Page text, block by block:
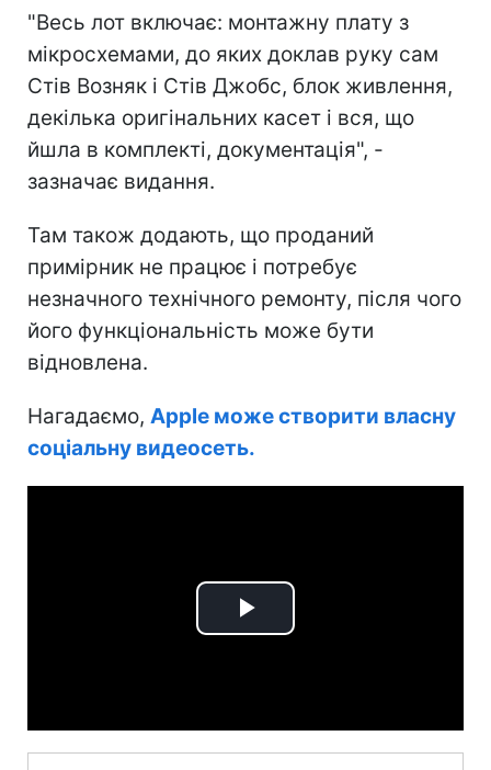
"Весь лот включає: монтажну плату з
мікросхемами, до яких доклав руку сам
Стів Возняк і Стів Джобс, блок живлення,
декілька оригінальних касет і вся, що
йшла в комплекті, документація", -
зазначає видання.
Там також додають, що проданий
примірник не працює і потребує
незначного технічного ремонту, після чого
його функціональність може бути
відновлена.
Нагадаємо, Apple може створити власну
соціальну видеосеть.
Play